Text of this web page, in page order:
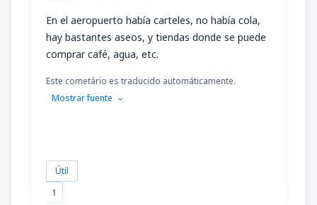
En el aeropuerto había carteles, no había cola,
hay bastantes aseos, y tiendas donde se puede
comprar café, agua, etc.
Este cometário es traducido automáticamente.
Mostrar fuente
Útil
1